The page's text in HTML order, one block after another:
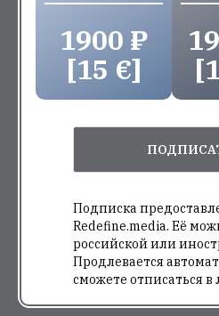
1900 ₽
[15 €]
Подписка
Redefine.media. Её
российской или
Продлевается
сможете отписаться